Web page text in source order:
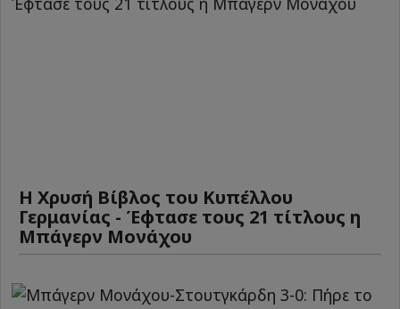
Η Χρυσή Βίβλος του Κυπέλλου
Γερμανίας - Έφτασε τους 21 τίτλους η
Μπάγερν Μονάχου